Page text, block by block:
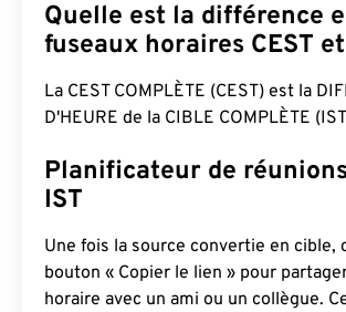
Quelle est la différence
fuseaux horaires CEST
La CEST COMPLÈTE (CEST) est la
D'HEURE de la CIBLE COMPLÈTE
Planificateur de
IST
Une fois la source convertie en cible,
bouton « Copier le lien » pour
horaire avec un ami ou un collègue.